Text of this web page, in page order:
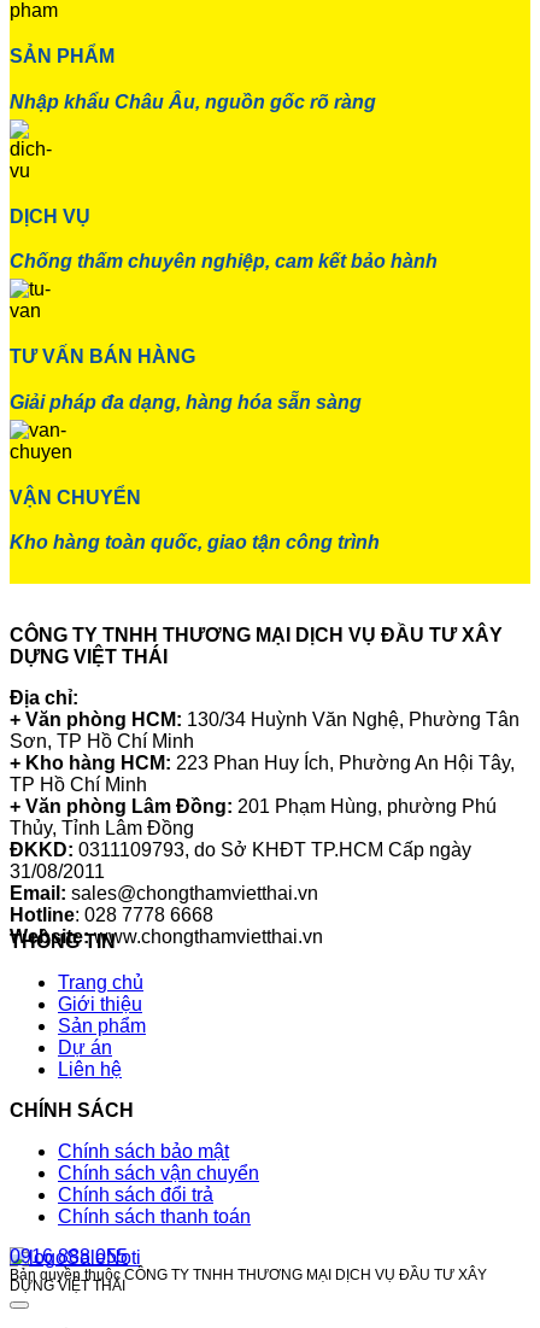
SẢN PHẨM
Nhập khẩu Châu Âu, nguồn gốc rõ ràng
DỊCH VỤ
Chống thấm chuyên nghiệp, cam kết bảo hành
TƯ VẤN BÁN HÀNG
Giải pháp đa dạng, hàng hóa sẵn sàng
VẬN CHUYỂN
Kho hàng toàn quốc, giao tận công trình
CÔNG TY TNHH THƯƠNG MẠI DỊCH VỤ ĐẦU TƯ XÂY
DỰNG VIỆT THÁI
Địa chỉ:
+ Văn phòng HCM: 130/34 Huỳnh Văn Nghệ, Phường Tân
Sơn, TP Hồ Chí Minh
+ Kho hàng HCM: 223 Phan Huy Ích, Phường An Hội Tây,
TP Hồ Chí Minh
+ Văn phòng Lâm Đồng: 201 Phạm Hùng, phường Phú
Thủy, Tỉnh Lâm Đồng
ĐKKD: 0311109793, do Sở KHĐT TP.HCM Cấp ngày
31/08/2011
Email: sales@chongthamvietthai.vn
Hotline: 028 7778 6668
Website:www.chongthamvietthai.vn
THÔNG TIN
Trang chủ
Giới thiệu
Sản phẩm
Dự án
Liên hệ
CHÍNH SÁCH
Chính sách bảo mật
Chính sách vận chuyển
Chính sách đổi trả
Chính sách thanh toán
0916 888 055
Bản quyền thuộc CÔNG TY TNHH THƯƠNG MẠI DỊCH VỤ ĐẦU TƯ XÂY
DỰNG VIỆT THÁI